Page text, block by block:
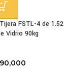
FSTL-4 de 1.52
Vidrio 90kg